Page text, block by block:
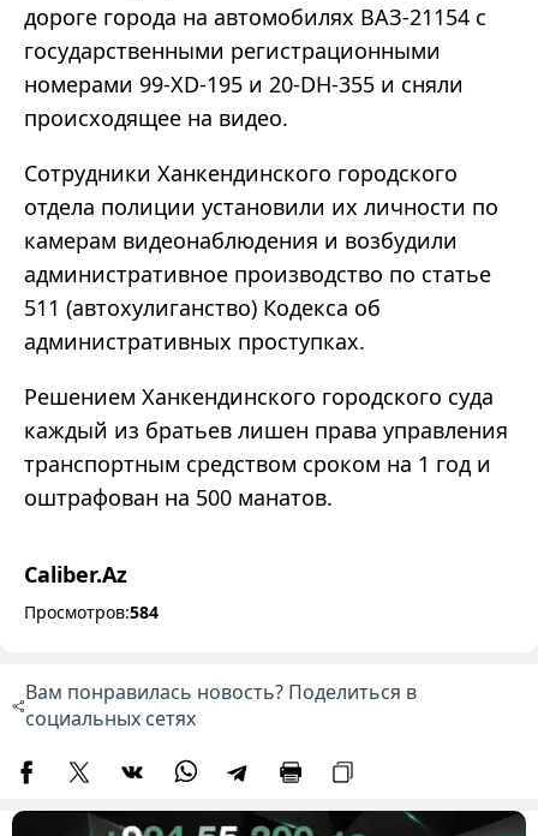
дороге города на автомобилях ВАЗ-21154 с
государственными регистрационными
номерами 99-XD-195 и 20-DH-355 и сняли
происходящее на видео.
Сотрудники Ханкендинского городского
отдела полиции установили их личности по
камерам видеонаблюдения и возбудили
административное производство по статье
511 (автохулиганство) Кодекса об
административных проступках.
Решением Ханкендинского городского суда
каждый из братьев лишен права управления
транспортным средством сроком на 1 год и
оштрафован на 500 манатов.
Caliber.Az
Просмотров:584
Вам понравилась новость? Поделиться в
социальных сетях